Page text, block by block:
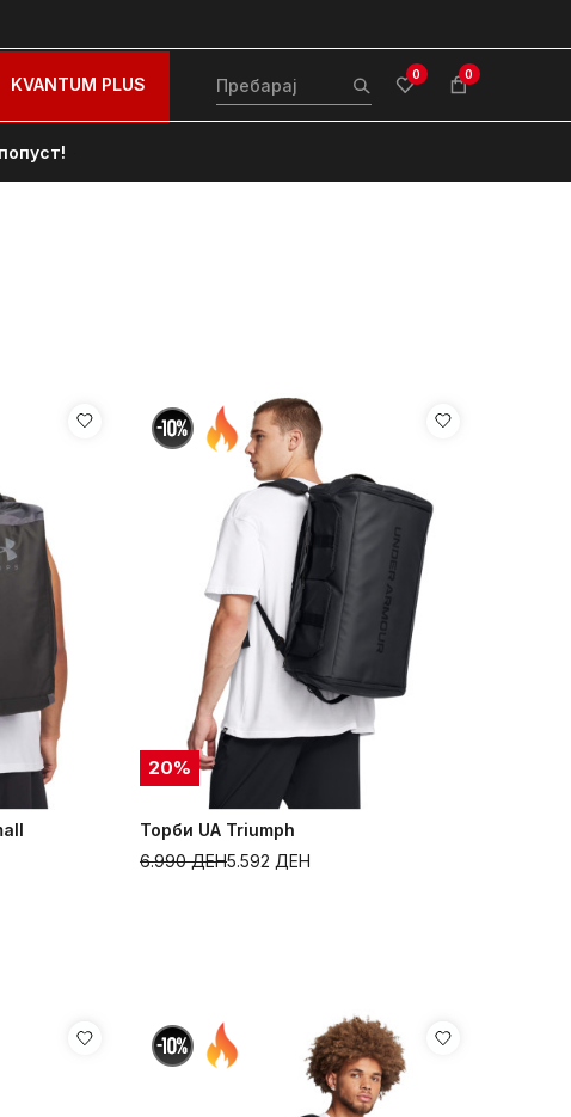
KVANTUM PLUS 0 0
20%
Торби UA Triumph
5.592 ДЕН
6.990ДЕН